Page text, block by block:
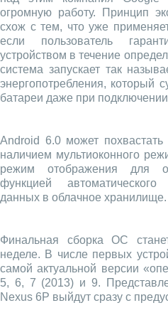
огромную работу. Принцип
схож с тем, что уже
если пользователь
устройством в течение
система запускает так
энергопотребления, который
батареи даже при
Android 6.0 может
наличием мультиоконного
режим отображения для
функцией
данных в облачное хранилище.
Финальная сборка ОС
неделе. В числе первых
самой актуальной версии
5, 6, 7 (2013) и 9.
Nexus 6P выйдут сразу с